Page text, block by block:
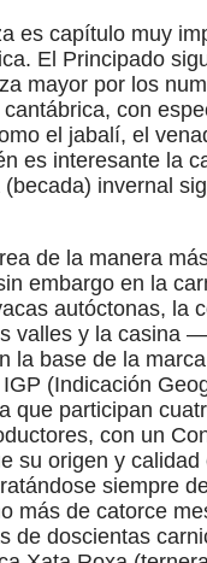
es capítulo muy
El Principado
mayor por los
con
el jabalí, el
es interesante la
invernal
de la manera
embargo en la
autóctonas, la
valles y la casina
la base de la marca
(Indicación
que participan
con un
su origen y calidad
siempre
más de catorce
de doscientas